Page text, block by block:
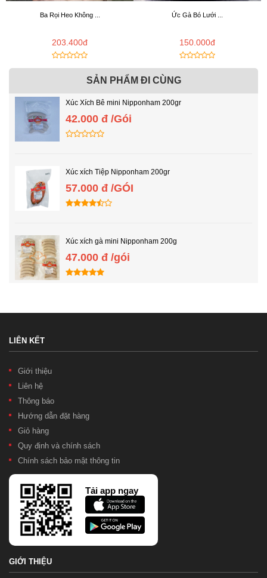
Ba Rọi Heo Không ...
203.400đ
Ức Gà Bó Lưới ...
150.000đ
SẢN PHẨM ĐI CÙNG
Xúc Xích Bê mini Nipponham 200gr
42.000 đ /Gói
Xúc xích Tiệp Nipponham 200gr
57.000 đ /GÓI
Xúc xích gà mini Nipponham 200g
47.000 đ /gói
LIÊN KẾT
Giới thiệu
Liên hệ
Thông báo
Hướng dẫn đặt hàng
Giỏ hàng
Quy định và chính sách
Chính sách bảo mật thông tin
Tải app ngay
GIỚI THIỆU